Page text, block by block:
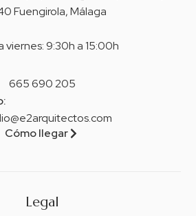
Fuengirola, Málaga
viernes: 9:30h a 15:00h
665 690 205
Cómo llegar
Legal